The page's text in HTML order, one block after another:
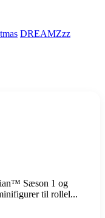
DREAMZzz
Sæson 1 og
til rollel...